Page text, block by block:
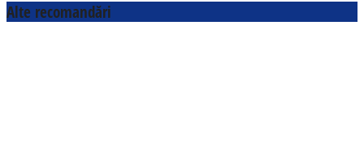
Alte recomandări